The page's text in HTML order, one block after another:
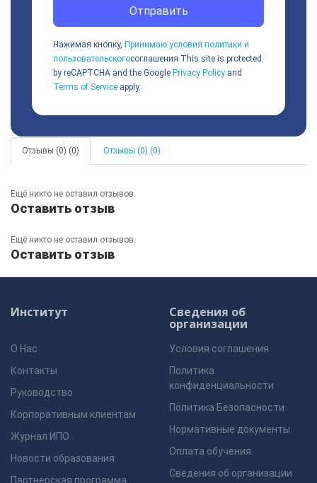
Отправить
Нажимая кнопку, Принимаю условия политики и
пользовательскогосоглашения This site is protected
by reCAPTCHA and the Google Privacy Policy and
Terms of Service apply.
Отзывы (0) (0) Отзывы (0) (0)
Ещё никто не оставил отзывов.
Оставить отзыв
Ещё никто не оставил отзывов.
Оставить отзыв
Институт
О Нас
Контакты
Руководство
Корпоративным клиентам
Журнал ИПО
Новости образования
Партнерская программа
Сведения об
организации
Условия соглашения
Политика
конфиденциальности
Политика Безопасности
Нормативные документы
Оплата обучения
Сведения об организации